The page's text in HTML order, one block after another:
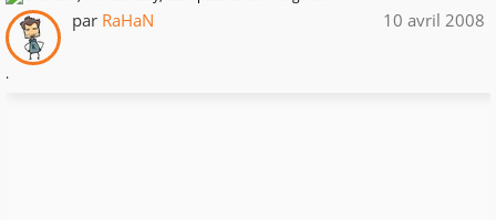
par RaHaN 10 avril 2008
.